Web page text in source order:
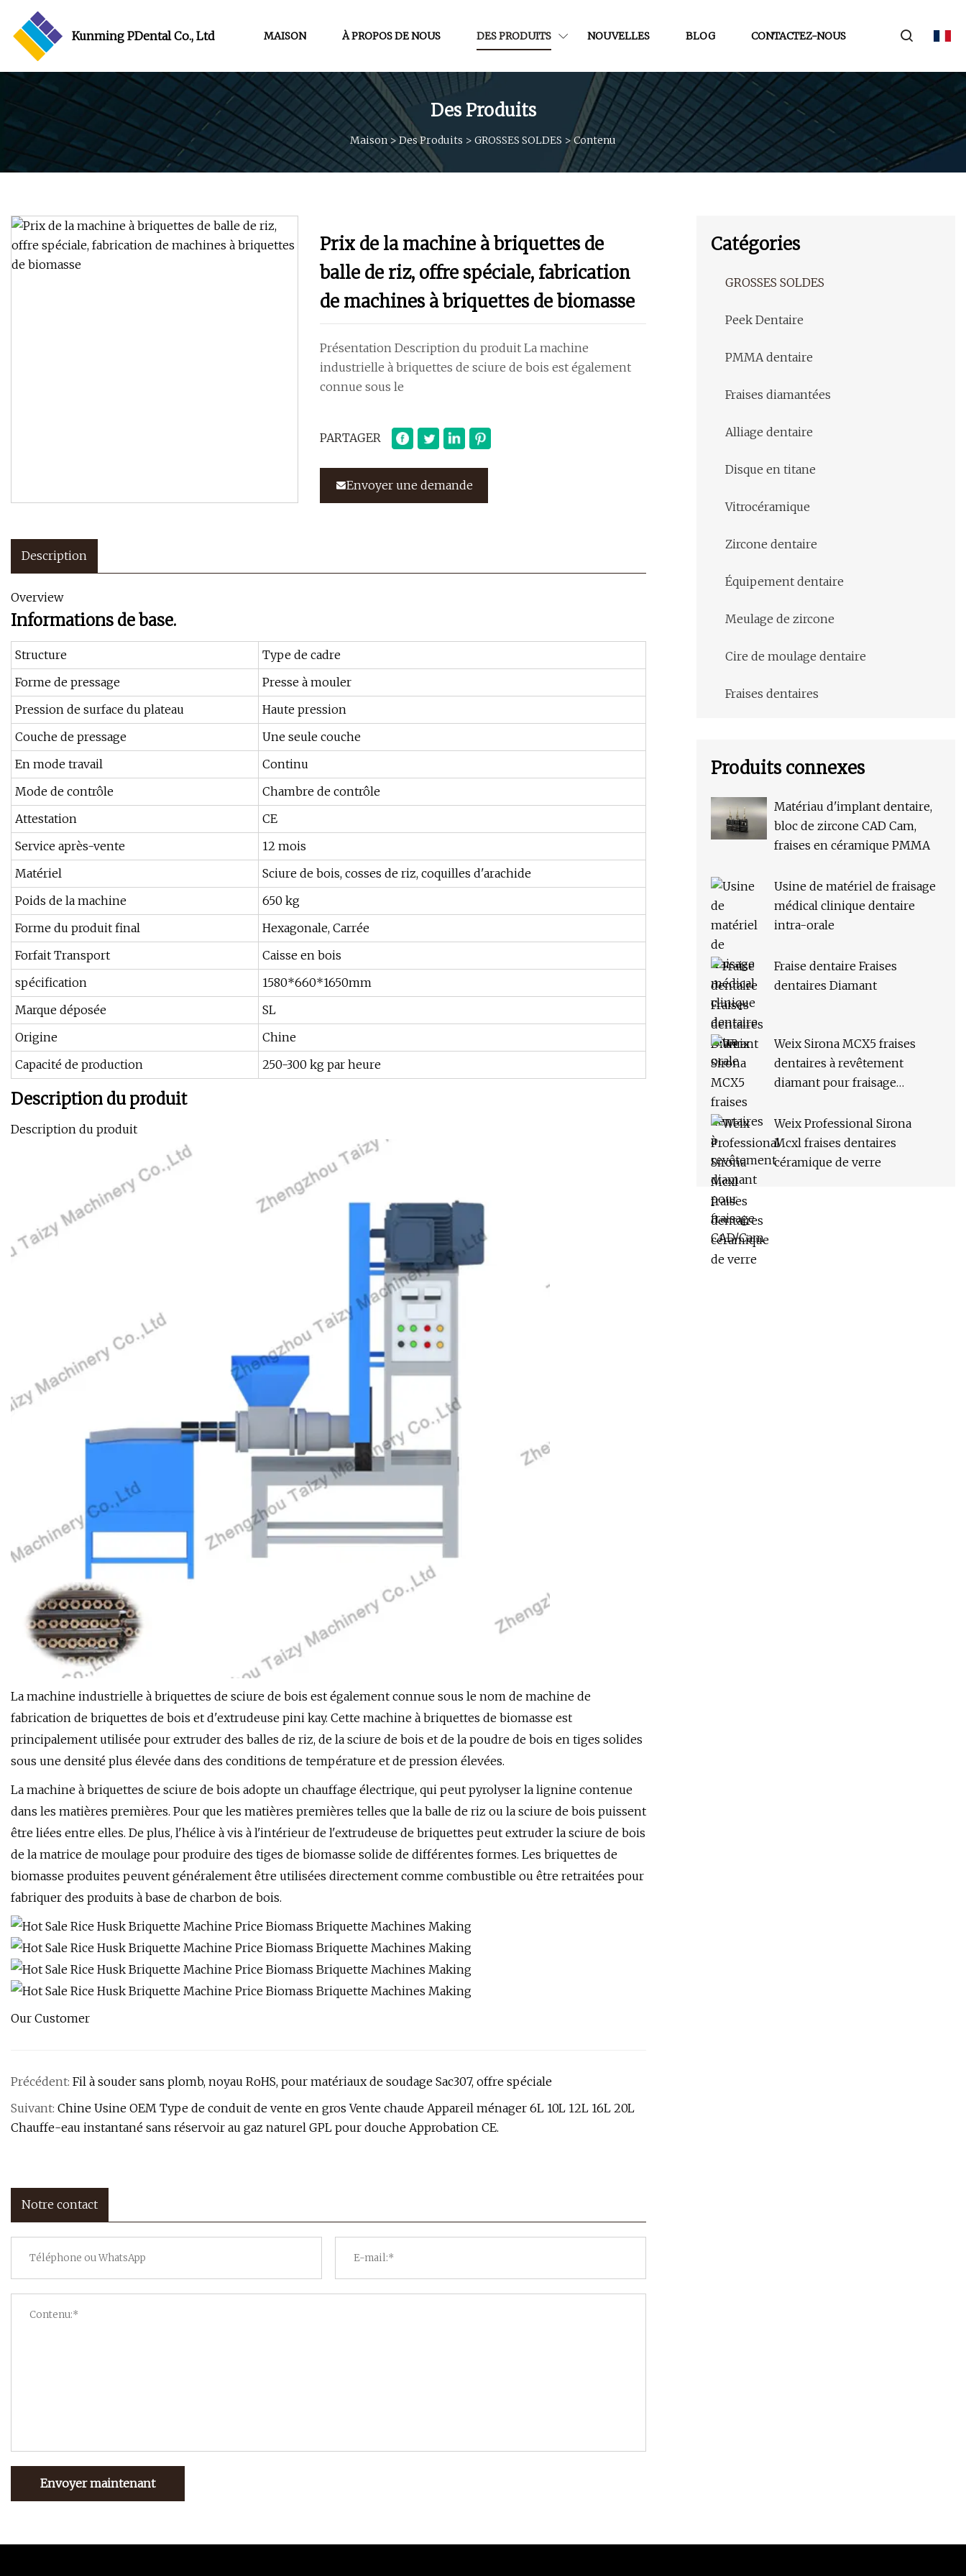
Kunming PDental Co., Ltd MAISON À PROPOS DE NOUS DES PRODUITS NOUVELLES BLOG CONTACTEZ-NOUS
Des Produits
Maison>Des Produits > GROSSES SOLDES >Contenu
Prix ​​de la machine à briquettes de
balle de riz, offre spéciale, fabrication
de machines à briquettes de biomasse
Présentation Description du produit La machine
industrielle à briquettes de sciure de bois est également
connue sous le
PARTAGER
Envoyer une demande
Description
Overview
Informations de base.
Structure
Type de cadre
Forme de pressage
Presse à mouler
Pression de surface du plateau
Haute pression
Couche de pressage
Une seule couche
En mode travail
Continu
Mode de contrôle
Chambre de contrôle
Attestation
CE
Service après-vente
12 mois
Matériel
Sciure de bois, cosses de riz, coquilles d'arachide
Poids de la machine
650 kg
Forme du produit final
Hexagonale, Carrée
Forfait Transport
Caisse en bois
spécification
1580*660*1650mm
Marque déposée
SL
Origine
Chine
Capacité de production
250-300 kg par heure
Description du produit
Description du produit
La machine industrielle à briquettes de sciure de bois est également connue sous le nom de machine de
fabrication de briquettes de bois et d'extrudeuse pini kay. Cette machine à briquettes de biomasse est
principalement utilisée pour extruder des balles de riz, de la sciure de bois et de la poudre de bois en tiges solides
sous une densité plus élevée dans des conditions de température et de pression élevées.
La machine à briquettes de sciure de bois adopte un chauffage électrique, qui peut pyrolyser la lignine contenue
dans les matières premières. Pour que les matières premières telles que la balle de riz ou la sciure de bois puissent
être liées entre elles. De plus, l'hélice à vis à l'intérieur de l'extrudeuse de briquettes peut extruder la sciure de bois
de la matrice de moulage pour produire des tiges de biomasse solide de différentes formes. Les briquettes de
biomasse produites peuvent généralement être utilisées directement comme combustible ou être retraitées pour
fabriquer des produits à base de charbon de bois.
Our Customer
Précédent: Fil à souder sans plomb, noyau RoHS, pour matériaux de soudage Sac307, offre spéciale
Suivant: Chine Usine OEM Type de conduit de vente en gros Vente chaude Appareil ménager 6L 10L 12L 16L 20L
Chauffe-eau instantané sans réservoir au gaz naturel GPL pour douche Approbation CE.
Notre contact
Envoyer maintenant
Catégories
GROSSES SOLDES
Peek Dentaire
PMMA dentaire
Fraises diamantées
Alliage dentaire
Disque en titane
Vitrocéramique
Zircone dentaire
Équipement dentaire
Meulage de zircone
Cire de moulage dentaire
Fraises dentaires
Produits connexes
Matériau d'implant dentaire,
bloc de zircone CAD Cam,
fraises en céramique PMMA
Usine de matériel de fraisage
médical clinique dentaire
intra-orale
Fraise dentaire Fraises
dentaires Diamant
Weix Sirona MCX5 fraises
dentaires à revêtement
diamant pour fraisage
Weix Professional Sirona
Mcxl fraises dentaires
céramique de verre